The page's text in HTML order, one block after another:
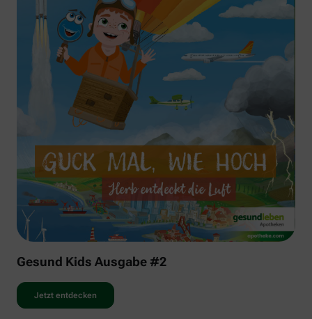
Gesund Kids Ausgabe #2
Jetzt entdecken